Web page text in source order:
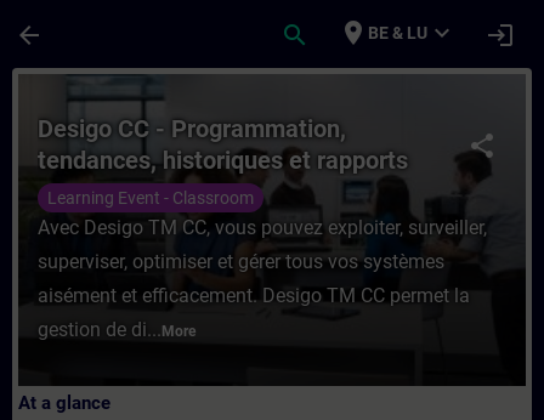
arrow_back search place BE & LU expand_more login
Course - Desigo CC - Programmation,
share
Desigo CC - Programmation,
tendances, historiques et rapports
Learning Event - Classroom
Avec Desigo TM CC, vous pouvez exploiter, surveiller,
superviser, optimiser et gérer tous vos systèmes
aisément et efficacement. Desigo TM CC permet la
gestion de di... More
At a glance